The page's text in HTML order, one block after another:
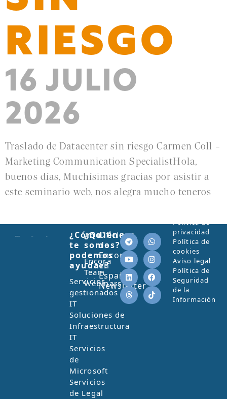
RIESGO
16 JULIO
2026
Traslado de Datacenter sin riesgo Carmen Coll –
Marketing Communication SpecialistHola,
buenos días, Muchísimas gracias por asistir a
este seminario web, nos alegra mucho teneros
¿Cómo
te
podemos
ayudar?
Servicios
gestionados
IT
Soluciones de
Infraestructura
IT
Servicios
de
Microsoft
Servicios
de Legal
¿Quiénes
somos?
Encora
Team
Webinars
Oficinas
de
Encora
en
España
Newsletter
Política de
privacidad
Política de
cookies
Aviso legal
Política de
Seguridad
de la
Información